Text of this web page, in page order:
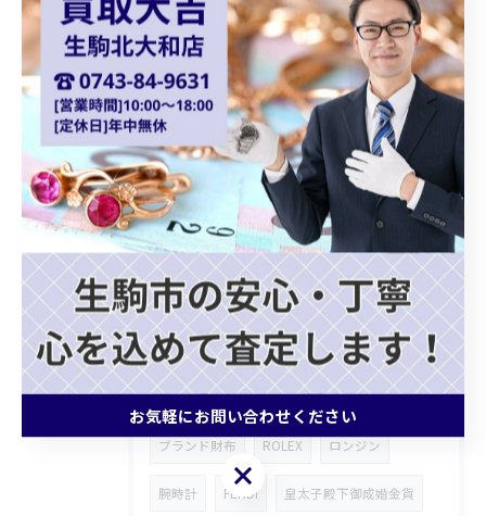
オーストリア金貨 コロナ金貨
天皇陛下御即位金貨 シャネルバッグ
ダイアナモデル ブランドバッグ
貴金属買取 ショパール Chopard
クォーツ カプシーヌ プラダバッグ
グッチショルダーバッグ
ホワイトゴールドアクセサリー
ゴールドジュエリー ブランドバッグ買取
モノグラムトリヨン 記念メダル
ブランド財布 ROLEX ロンジン
腕時計 FENDI 皇太子殿下御成婚金貨
お気軽にお問い合わせください
お気軽にお問い合わせください